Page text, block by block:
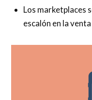
Los marketplaces
escalón en la